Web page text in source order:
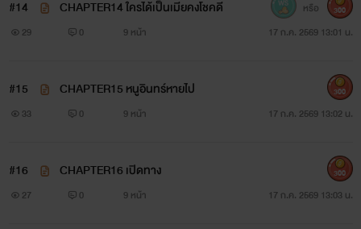
#14 CHAPTER14 ใครได้เป็นเมียคงโชคดี
29 0 9 หน้า 17 ก.ค. 2569 13:01 น.
หรือ 300
#15 CHAPTER15 หนูอินทร์หายไป
33 0 9 หน้า 17 ก.ค. 2569 13:02 น.
300
#16 CHAPTER16 เปิดทาง
27 0 9 หน้า 17 ก.ค. 2569 13:03 น.
300